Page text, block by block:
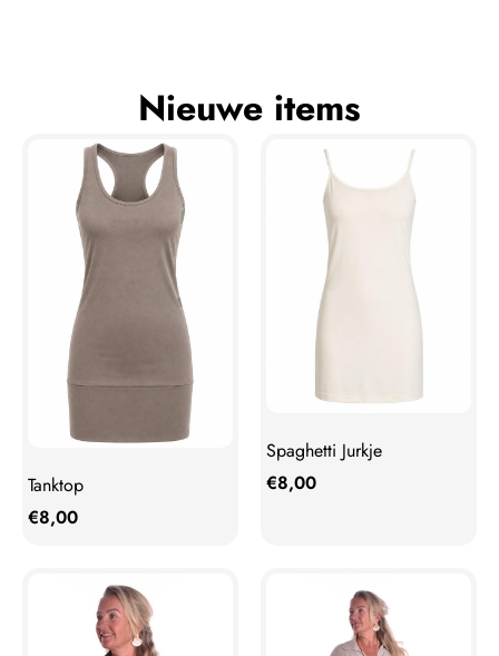
Nieuwe items
Tanktop
€8,00
Spaghetti Jurkje
€8,00